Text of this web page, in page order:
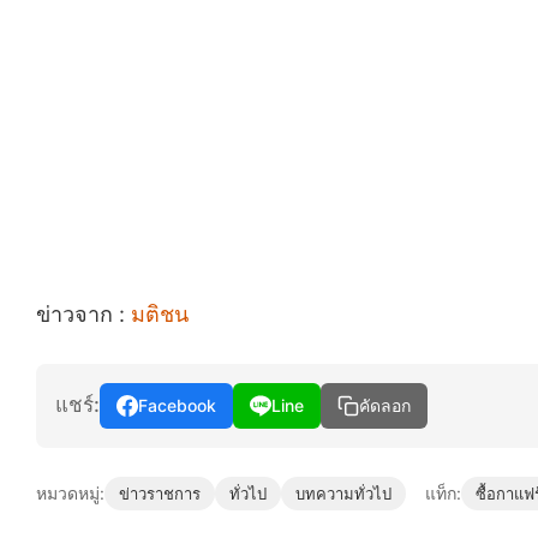
ข่าวจาก : มติชน
แชร์: Facebook Line คัดลอก
หมวดหมู่: ข่าวราชการ ทั่วไป บทความทั่วไป แท็ก: ซื้อกาแฟ